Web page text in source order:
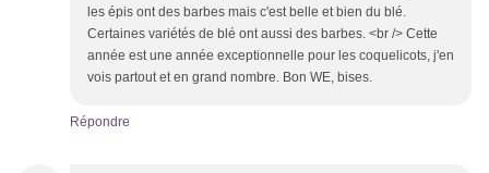
les épis ont des barbes mais c'est belle et bien du blé.
Certaines variétés de blé ont aussi des barbes. <br /> Cette
année est une année exceptionnelle pour les coquelicots, j'en
vois partout et en grand nombre. Bon WE, bises.
Répondre